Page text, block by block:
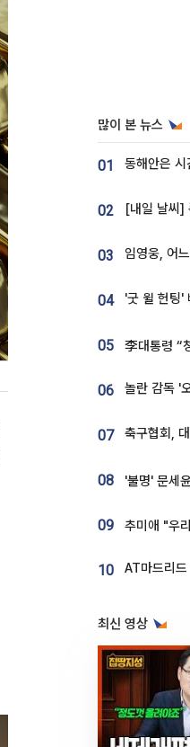
많이 본 뉴스
01
02
03
04
05
06
07
08
09
10
최신 영상